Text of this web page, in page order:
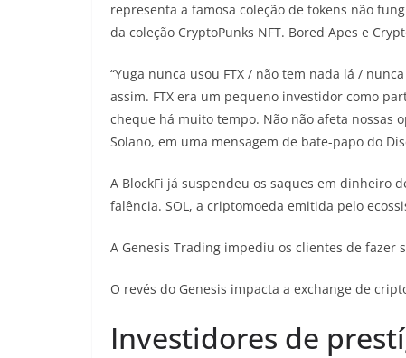
representa a famosa coleção de tokens não
da coleção CryptoPunks NFT. Bored Apes e
“Yuga nunca usou FTX / não tem nada lá /
assim. FTX era um pequeno investidor como
cheque há muito tempo. Não não afeta nossas
Solano, em uma mensagem de bate-papo do
A BlockFi já suspendeu os saques em dinheiro
falência. SOL, a criptomoeda emitida pelo
A Genesis Trading impediu os clientes de fazer
O revés do Genesis impacta a exchange de
Investidores de